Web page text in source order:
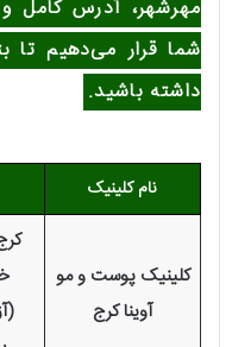
مهرشهر، آدرس کامل و
شما قرار می‌دهیم تا
داشته باشید.
نام کلینیک
کلینیک پوست و مو
آوینا کرج